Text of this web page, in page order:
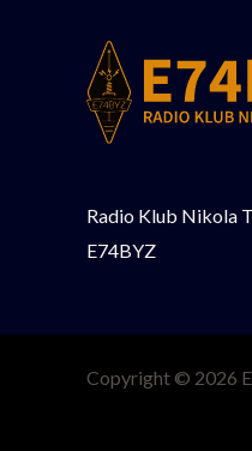
Radio Klub Nikola
E74BYZ
Copyright © 2026